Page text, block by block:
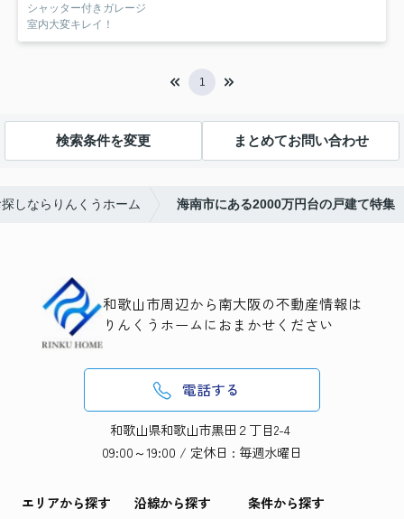
シャッター付きガレージ
室内大変キレイ！
1
検索条件を変更 まとめてお問い合わせ
しならりんくうホーム 海南市にある2000万円台の戸建て特集
和歌山市周辺から南大阪の不動産情報は
りんくうホームにおまかせください
電話する
和歌山県和歌山市黒田２丁目2-4
09:00～19:00 / 定休日 : 毎週水曜日
エリアから探す
沿線から探す
条件から探す